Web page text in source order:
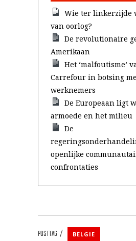
Wie ter linkerzijde
van oorlog?
De revolutionaire
Amerikaan
Het ‘malfoutisme’
Carrefour in botsing
werknemers
De Europeaan ligt
armoede en het milieu
De
openlijke
confrontaties
POSTTAG BELGIE